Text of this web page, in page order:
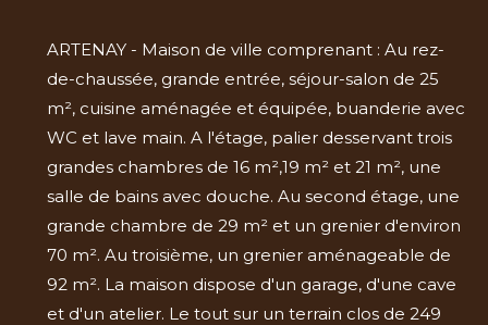
ARTENAY - Maison de ville comprenant : Au rez-
de-chaussée, grande entrée, séjour-salon de 25
m², cuisine aménagée et équipée, buanderie avec
WC et lave main. A l'étage, palier desservant trois
grandes chambres de 16 m²,19 m² et 21 m², une
salle de bains avec douche. Au second étage, une
grande chambre de 29 m² et un grenier d'environ
70 m². Au troisième, un grenier aménageable de
92 m². La maison dispose d'un garage, d'une cave
et d'un atelier. Le tout sur un terrain clos de 249